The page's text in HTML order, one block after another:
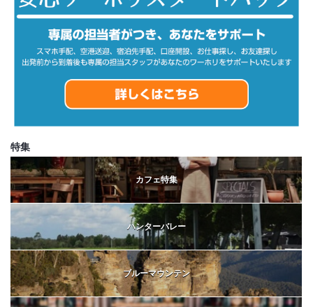
特集
カフェ特集
ハンターバレー
ブルーマウンテン